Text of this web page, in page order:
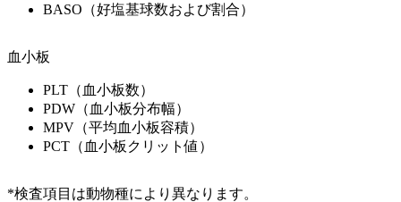
BASO（好塩基球数および割合）
血小板
PLT（血小板数）
PDW（血小板分布幅）
MPV（平均血小板容積）
PCT（血小板クリット値）
*検査項目は動物種により異なります。